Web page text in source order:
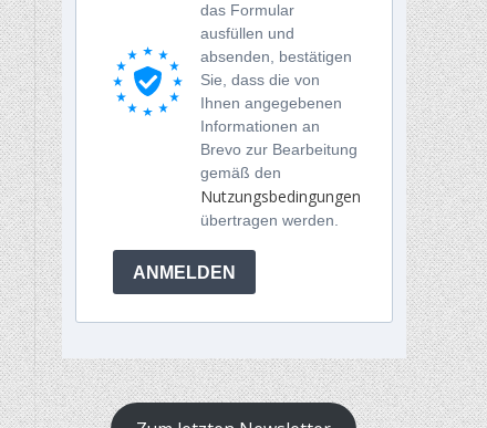
das Formular
ausfüllen und
absenden, bestätigen
Sie, dass die von
Ihnen angegebenen
Informationen an
Brevo zur Bearbeitung
gemäß den
Nutzungsbedingungen
übertragen werden.
ANMELDEN